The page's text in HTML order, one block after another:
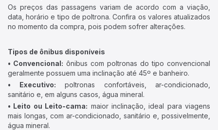
Os preços das passagens variam de acordo com a viação,
data, horário e tipo de poltrona. Confira os valores atualizados
no momento da compra, pois podem sofrer alterações.
Tipos de ônibus disponíveis
• Convencional: ônibus com poltronas do tipo convencional
geralmente possuem uma inclinação até 45º e banheiro.
• Executivo: poltronas confortáveis, ar-condicionado,
sanitário e, em alguns casos, água mineral.
• Leito ou Leito-cama: maior inclinação, ideal para viagens
mais longas, com ar-condicionado, sanitário e, possivelmente,
água mineral.